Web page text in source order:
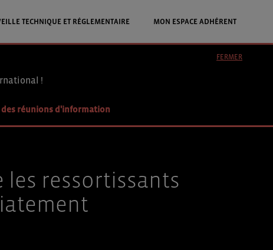
TECHNIQUE ET RÉGLEMENTAIRE MON ESPACE ADHÉRENT
!
réunions d'information
FERMER
les ressortissants